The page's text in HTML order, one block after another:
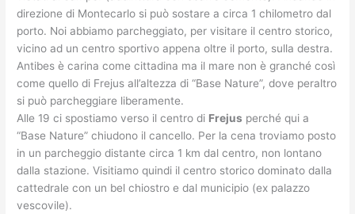
direzione di Montecarlo si può sostare a circa 1 chilometro dal
porto. Noi abbiamo parcheggiato, per visitare il centro storico,
vicino ad un centro sportivo appena oltre il porto, sulla destra.
Antibes è carina come cittadina ma il mare non è granché così
come quello di Frejus all’altezza di “Base Nature”, dove peraltro
si può parcheggiare liberamente.
Alle 19 ci spostiamo verso il centro di Frejus perché qui a
“Base Nature” chiudono il cancello. Per la cena troviamo posto
in un parcheggio distante circa 1 km dal centro, non lontano
dalla stazione. Visitiamo quindi il centro storico dominato dalla
cattedrale con un bel chiostro e dal municipio (ex palazzo
vescovile).